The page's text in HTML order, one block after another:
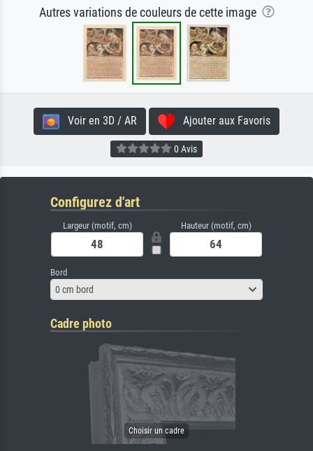
Autres variations de couleurs de cette image
Voir en 3D / AR Ajouter aux Favoris
0 Avis
Configurez d'art
Largeur (motif, cm) Hauteur (motif, cm)
Bord
0 cm bord
Cadre photo